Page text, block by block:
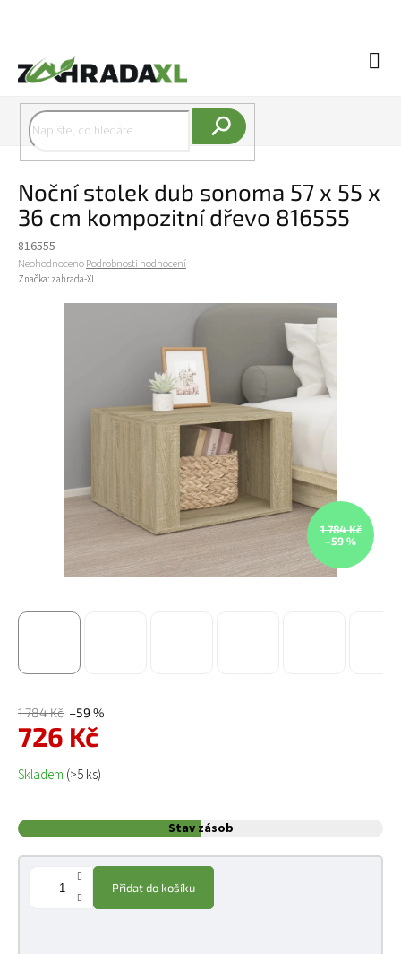
Noční stolek dub sonoma 57 x 55 x
36 cm kompozitní dřevo 816555
816555
Průměrné hodnocení produktu je 0,0 z 5 hvězdiček.
NeohodnocenoPodrobnosti hodnocení
Značka: zahrada-XL
1 784 Kč
–59 %
1 784 Kč –59 %
726 Kč
Měrná cena:
Skladem (>5 ks)
Stav zásob
Přidat do košíku